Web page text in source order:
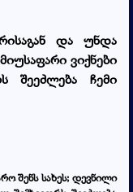
და უნდა
ვიქნები
შეეძლება ჩემი
შენს სახეს; დევნილი